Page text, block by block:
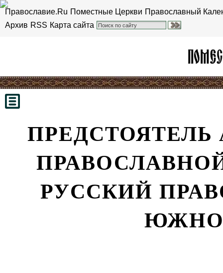
Православие.Ru Поместные Церкви Православный
Архив RSS Карта сайта
РУССКИЙ